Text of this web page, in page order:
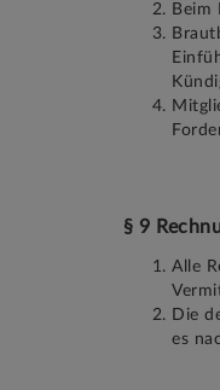
Beim
§ 9
Alle
Die
es